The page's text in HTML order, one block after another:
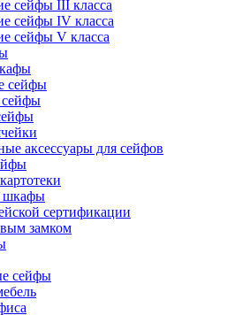
сейфы III класса
сейфы IV класса
сейфы V класса
сейфы
сейфы
аксессуары для сейфов
шкафы
сертификации
замком
сейфы